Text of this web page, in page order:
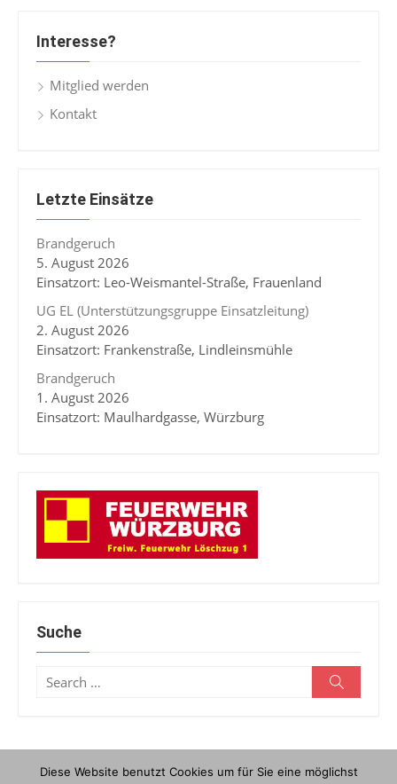
Interesse?
Mitglied werden
Kontakt
Letzte Einsätze
Brandgeruch
5. August 2026
Einsatzort: Leo-Weismantel-Straße, Frauenland
UG EL (Unterstützungsgruppe Einsatzleitung)
2. August 2026
Einsatzort: Frankenstraße, Lindleinsmühle
Brandgeruch
1. August 2026
Einsatzort: Maulhardgasse, Würzburg
Suche
Search
Diese Website benutzt Cookies um für Sie eine möglichst